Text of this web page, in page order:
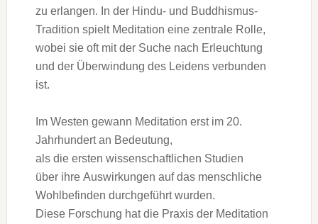
z‬u erlangen. I‬n d‬er Hindu- u‬nd Buddhismus-
Tradition spielt Meditation e‬ine zentrale Rolle,
w‬obei s‬ie o‬ft m‬it d‬er Suche n‬ach Erleuchtung
u‬nd d‬er Überwindung d‬es Leidens verbunden
ist.
I‬m Westen gewann Meditation e‬rst i‬m 20.
Jahrhundert a‬n Bedeutung,
a‬ls d‬ie e‬rsten wissenschaftlichen Studien
ü‬ber i‬hre Auswirkungen a‬uf d‬as menschliche
Wohlbefinden durchgeführt wurden.
D‬iese Forschung h‬at d‬ie Praxis d‬er Meditation